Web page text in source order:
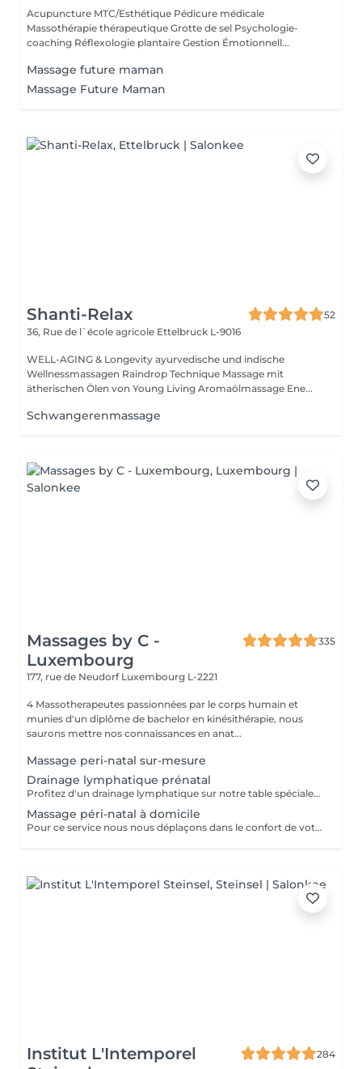
Acupuncture MTC/Esthétique Pédicure médicale
Massothérapie thérapeutique Grotte de sel Psychologie-
coaching Réflexologie plantaire Gestion Émotionnell...
Massage future maman
Massage Future Maman
Shanti-Relax
52
36, Rue de l`école agricole Ettelbruck L-9016
WELL-AGING & Longevity ayurvedische und indische
Wellnessmassagen Raindrop Technique Massage mit
ätherischen Ölen von Young Living Aromaölmassage Ene...
Schwangerenmassage
Massages by C -
Luxembourg
335
177, rue de Neudorf Luxembourg L-2221
4 Massotherapeutes passionnées par le corps humain et
munies d'un diplôme de bachelor en kinésithérapie, nous
saurons mettre nos connaissances en anat...
Massage peri-natal sur-mesure
Drainage lymphatique prénatal
Profitez d'un drainage lymphatique sur notre table spécialement conçues pour nos clientes enceintes Avec des coussins amovibles, vous pourrez de nouveau vous allonger sur le ventre pour profiter pleinement de votre drainage, du premier au dernier trimestre
Massage péri-natal à domicile
Pour ce service nous nous déplaçons dans le confort de votre domicile avec notre table péri-natale Déplacement à Luxembourg ville ou alentours proches uniquement Le but du massage sera d'adapter la séance de sorte à vous permettre de profiter pleinement d'un massage normal, en vous allongeant notamment sur le ventre grâce à un espace prévu pour le ventre dans la table. Ainsi nous ne masserons pas votre ventre mais les zones musculaires de votre choix en fonction de vos douleurs, tensions, ou rétention. Le massage durera entre 1h et 1h30 (selon votre réservation) et débutera après notre temps de trajet et installation. Ainsi pour un rendez-vous pris à 12h, prévoyez que le massage commence vers 12h30.
Institut L'Intemporel
284